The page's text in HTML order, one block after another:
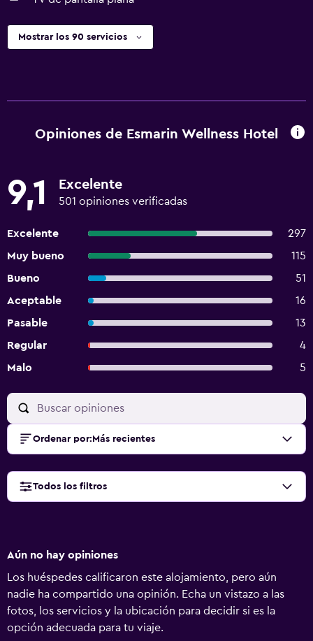
Mostrar los 90 servicios
Opiniones de Esmarin Wellness Hotel
9,1 Excelente
501 opiniones verificadas
Excelente
297
Muy bueno
115
Bueno
51
Aceptable
16
Pasable
13
Regular
4
Malo
5
Ordenar por: Más recientes
Todos los filtros
Aún no hay opiniones
Los huéspedes calificaron este alojamiento, pero aún
nadie ha compartido una opinión. Echa un vistazo a las
fotos, los servicios y la ubicación para decidir si es la
opción adecuada para tu viaje.